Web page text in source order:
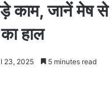
काम, जानें मेष
हाल
23, 2025 5 minutes read